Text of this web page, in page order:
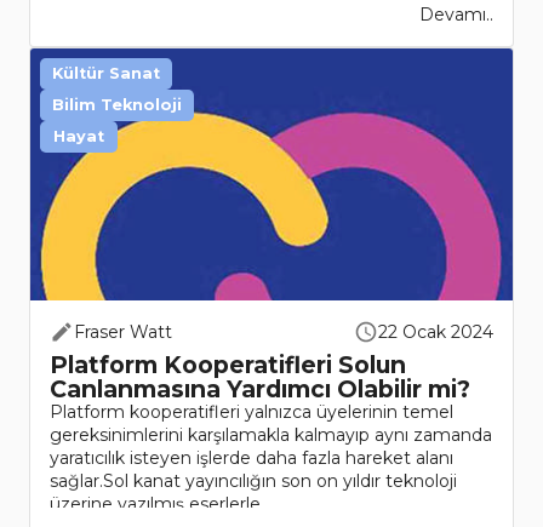
Devamı..
Fraser Watt 22 Ocak 2024
Platform Kooperatifleri Solun
Canlanmasına Yardımcı Olabilir mi?
Platform kooperatifleri yalnızca üyelerinin temel
gereksinimlerini karşılamakla kalmayıp aynı zamanda
yaratıcılık isteyen işlerde daha fazla hareket alanı
sağlar.Sol kanat yayıncılığın son on yıldır teknoloji
üzerine yazılmış eserlerle ..
Kültür Sanat
Bilim Teknoloji
Hayat